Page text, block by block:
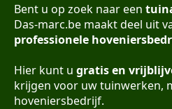
Bent u op zoek naar een
Das-marc.be maakt deel uit
professionele
Hier kunt u gratis en
krijgen voor uw tuinwerken,
hoveniersbedrijf.